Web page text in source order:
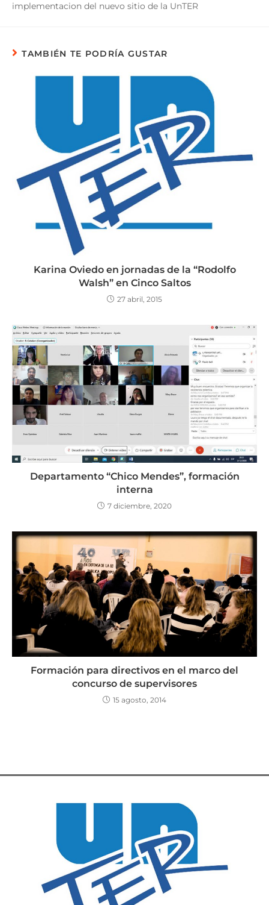
implementacion del nuevo sitio de la UnTER
TAMBIÉN TE PODRÍA GUSTAR
Karina Oviedo en jornadas de la “Rodolfo
Walsh” en Cinco Saltos
27 abril, 2015
Departamento “Chico Mendes”, formación
interna
7 diciembre, 2020
Formación para directivos en el marco del
concurso de supervisores
15 agosto, 2014